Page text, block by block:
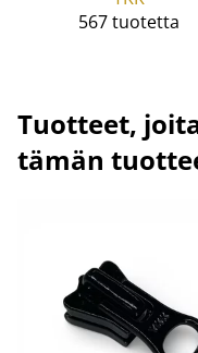
567 tuotetta
Tuotteet,
tämän